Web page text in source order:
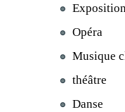
Opéra
Musique
théâtre
Danse